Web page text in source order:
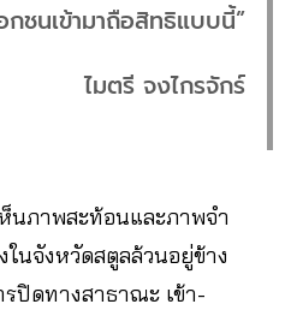
กชนเข้ามาถือสิทธิแบบนี้”
ไมตรี จงไกรจักร์
นภาพสะท้อนและภาพจำ
นจังหวัดสตูลล้วนอยู่ข้าง
ปิดทางสาธาณะ เข้า-